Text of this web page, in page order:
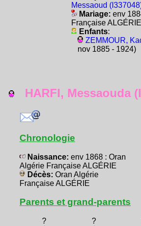
Messaoud
Mariage: env
Française
Enfants:
ZEMMOUR,
nov 1885 - 1924)
HARFI, Messaouda
Chronologie
Naissance: env 1868 : Oran
Algérie Française ALGÉRIE
Décès: Oran Algérie
Française ALGÉRIE
Parents et grand-parents
? ?